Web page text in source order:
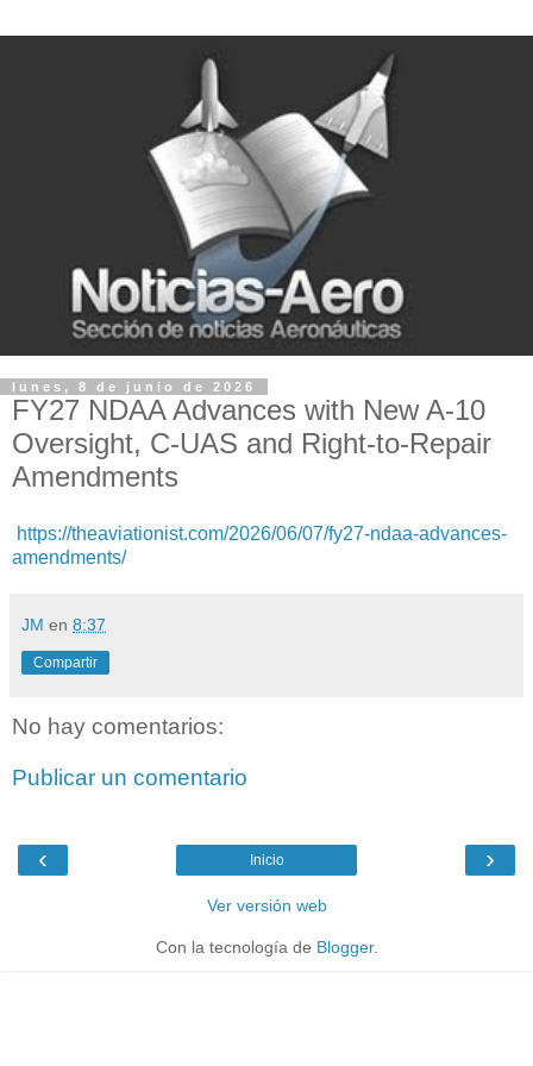
lunes, 8 de junio de 2026
FY27 NDAA Advances with New A-10
Oversight, C-UAS and Right-to-Repair
Amendments
https://theaviationist.com/2026/06/07/fy27-ndaa-advances-
amendments/
JM en 8:37
Compartir
No hay comentarios:
Publicar un comentario
‹ ›
Inicio
Ver versión web
Con la tecnología de Blogger.